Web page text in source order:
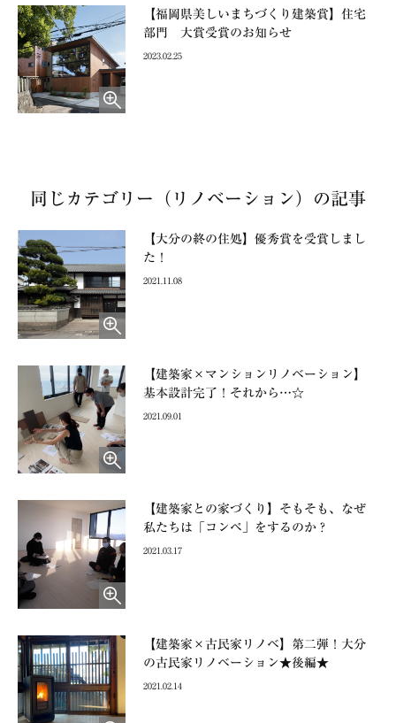
【福岡県美しいまちづくり建築賞】住宅
部門 大賞受賞のお知らせ
2023.02.25
同じカテゴリー（リノベーション）の記事
【大分の終の住処】優秀賞を受賞しまし
た！
2021.11.08
【建築家×マンションリノベーション】
基本設計完了！それから…☆
2021.09.01
【建築家との家づくり】そもそも、なぜ
私たちは「コンペ」をするのか？
2021.03.17
【建築家×古民家リノベ】第二弾！大分
の古民家リノベーション★後編★
2021.02.14